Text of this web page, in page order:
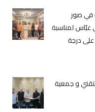
في صور
عبّاس لمناسبة
على درجة
و جمعية